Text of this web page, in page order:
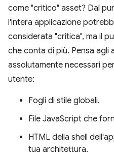
come "critico" asset? Dal
l'intera applicazione
considerata "critica", ma il
che conta di più. Pensa agli
assolutamente necessari
utente:
Fogli di stile globali.
File JavaScript che
HTML della shell
tua architettura.